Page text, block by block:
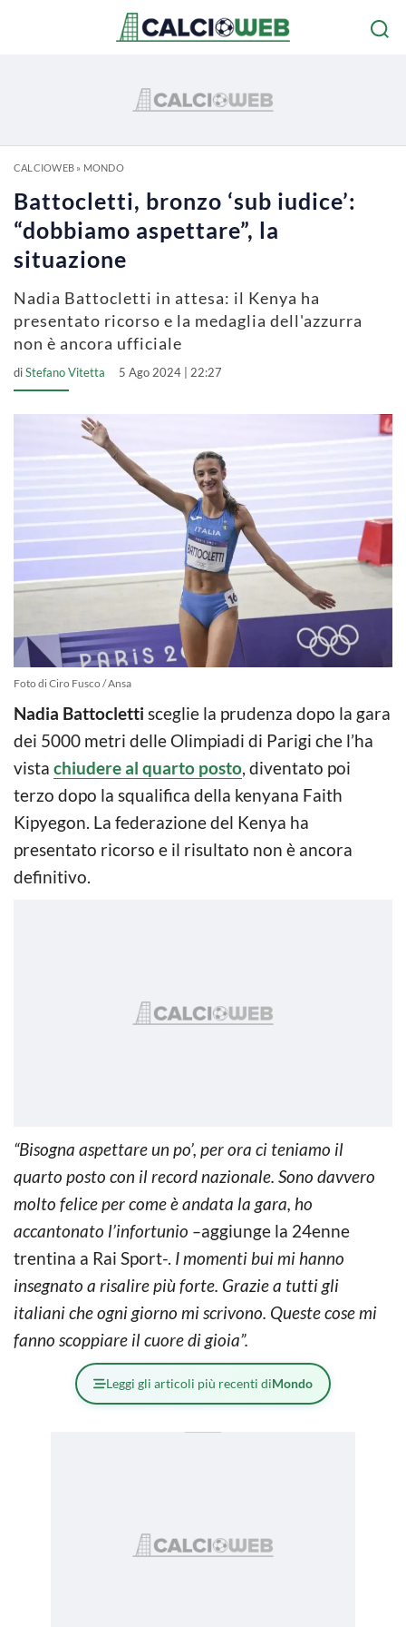
CALCIOWEB» MONDO
Battocletti, bronzo ‘sub iudice’:
“dobbiamo aspettare”, la
situazione
Nadia Battocletti in attesa: il Kenya ha
presentato ricorso e la medaglia dell'azzurra
non è ancora ufficiale
diStefano Vitetta 5 Ago 2024 | 22:27
Foto di Ciro Fusco / Ansa
Nadia Battocletti sceglie la prudenza dopo la gara
dei 5000 metri delle Olimpiadi di Parigi che l’ha
vista chiudere al quarto posto, diventato poi
terzo dopo la squalifica della kenyana Faith
Kipyegon. La federazione del Kenya ha
presentato ricorso e il risultato non è ancora
definitivo.
“Bisogna aspettare un po’, per ora ci teniamo il
quarto posto con il record nazionale. Sono davvero
molto felice per come è andata la gara, ho
accantonato l’infortunio –aggiunge la 24enne
trentina a Rai Sport-. I momenti bui mi hanno
insegnato a risalire più forte. Grazie a tutti gli
italiani che ogni giorno mi scrivono. Queste cose mi
fanno scoppiare il cuore di gioia”.
Leggi gli articoli più recenti diMondo